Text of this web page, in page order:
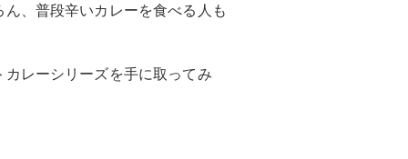
、普段辛いカレーを食べる人も
レーシリーズを手に取ってみ